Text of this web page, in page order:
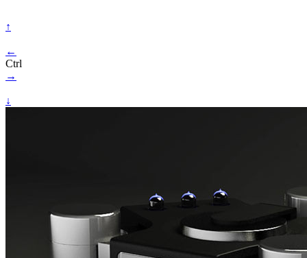
↑
←
Ctrl
→
↓